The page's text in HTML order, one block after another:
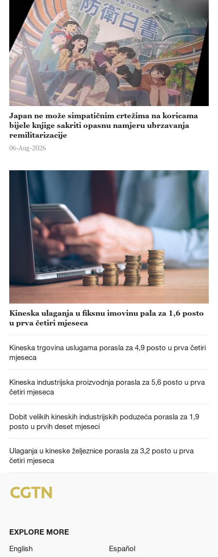
Japan ne može simpatičnim crtežima na koricama
bijele knjige sakriti opasnu namjeru ubrzavanja
remilitarizacije
06-Aug-2026
Kineska ulaganja u fiksnu imovinu pala za 1,6 posto
u prva četiri mjeseca
Kineska trgovina uslugama porasla za 4,9 posto u prva četiri
mjeseca
Kineska industrijska proizvodnja porasla za 5,6 posto u prva
četiri mjeseca
Dobit velikih kineskih industrijskih poduzeća porasla za 1,9
posto u prvih deset mjeseci
Ulaganja u kineske željeznice porasla za 3,2 posto u prva
četiri mjeseca
EXPLORE MORE
English
Español